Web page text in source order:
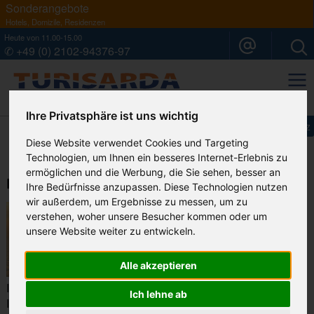
Ihre Privatsphäre ist uns wichtig
Diese Website verwendet Cookies und Targeting
Technologien, um Ihnen ein besseres Internet-Erlebnis zu
ermöglichen und die Werbung, die Sie sehen, besser an
Ihre Bedürfnisse anzupassen. Diese Technologien nutzen
wir außerdem, um Ergebnisse zu messen, um zu
verstehen, woher unsere Besucher kommen oder um
unsere Website weiter zu entwickeln.
Alle akzeptieren
Ich lehne ab
Sonderangebote
Hotels, Domizile, Residenzen
Heute von 11.00-15.00
✆ +49 (0) 2102-94376-97
Der Südwesten
Im Südwesten Sardiniens liegt die Region Carbonia-
Iglesias. Der südliche Teil der Region wird vom Gebirgszug
Datenschutz